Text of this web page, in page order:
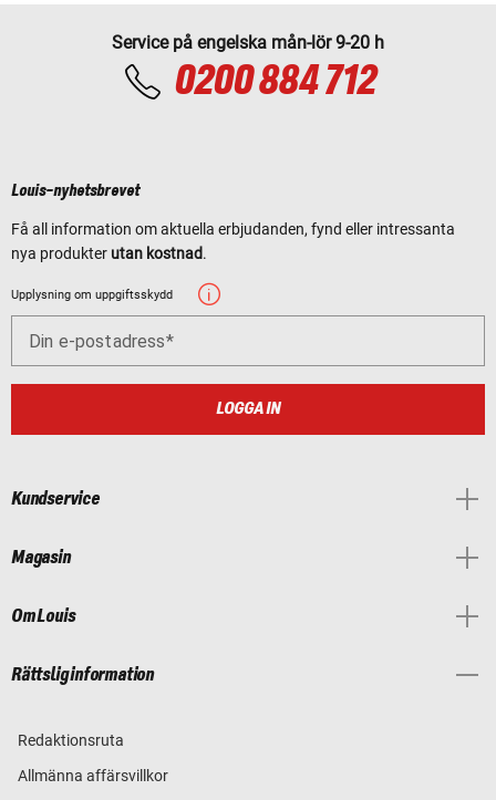
Service på engelska mån-lör 9-20 h
0200 884 712
Louis-nyhetsbrevet
Få all information om aktuella erbjudanden, fynd eller intressanta
nya produkter utan kostnad.
Upplysning om uppgiftsskydd
Din e-postadress
LOGGA IN
Kundservice
Magasin
Om Louis
Rättslig information
Redaktionsruta
Allmänna affärsvillkor